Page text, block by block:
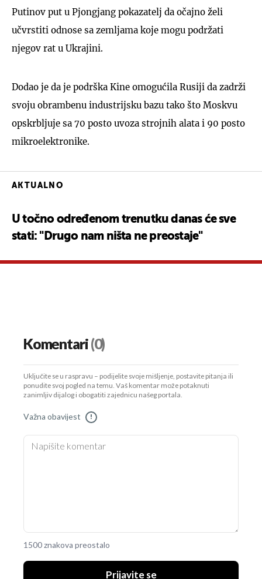
Putinov put u Pjongjang pokazatelj da očajno želi
učvrstiti odnose sa zemljama koje mogu podržati
njegov rat u Ukrajini.
Dodao je da je podrška Kine omogućila Rusiji da zadrži
svoju obrambenu industrijsku bazu tako što Moskvu
opskrbljuje sa 70 posto uvoza strojnih alata i 90 posto
mikroelektronike.
AKTUALNO
U točno određenom trenutku danas će sve
stati: "Drugo nam ništa ne preostaje"
Komentari(0)
Uključite se u raspravu – podijelite svoje mišljenje, postavite pitanja ili
ponudite svoj pogled na temu. Vaš komentar može potaknuti
zanimljiv dijalog i obogatiti zajednicu našeg portala.
Važna obavijest !
1500 znakova preostalo
Prijavite se